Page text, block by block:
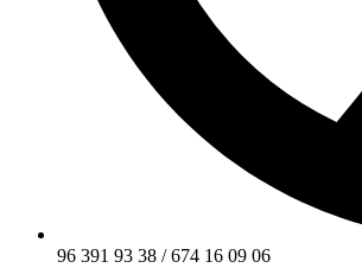
96 391 93 38 / 674 16 09 06